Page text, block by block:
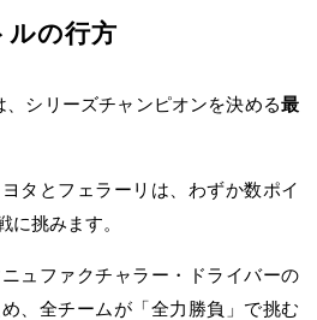
ルの行方
シリーズチャンピオンを決める最
タとフェラーリは、わずか数ポイ
に挑みます。
ュファクチャラー・ドライバーの
、全チームが「全力勝負」で挑む